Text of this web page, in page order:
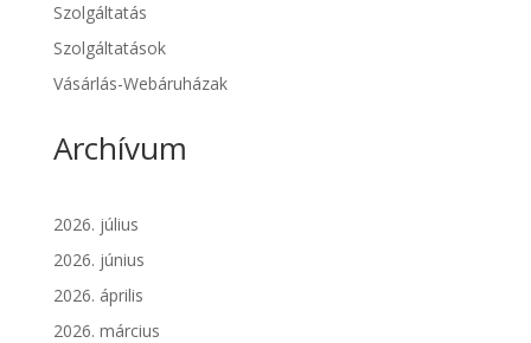
Szolgáltatás
Szolgáltatások
Vásárlás-Webáruházak
Archívum
2026. július
2026. június
2026. április
2026. március